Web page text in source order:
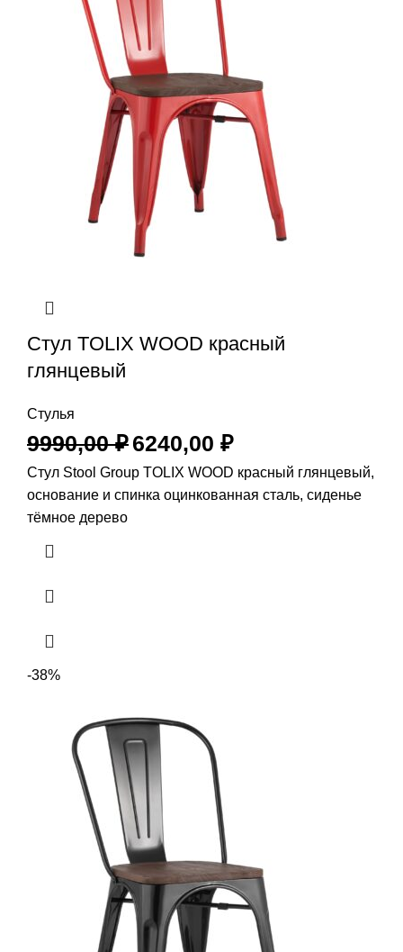
Стул TOLIX WOOD красный
глянцевый
Стулья
9990,00₽6240,00 ₽
Стул Stool Group TOLIX WOOD красный глянцевый,
основание и спинка оцинкованная сталь, сиденье
тёмное дерево
-38%